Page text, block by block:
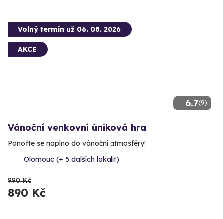
6.7(9)
Volný termín už 06. 08. 2026
AKCE
Vánoční venkovní úniková hra
Ponořte se naplno do vánoční atmosféry!
Olomouc (+ 5 dalších lokalit)
990 Kč
890 Kč